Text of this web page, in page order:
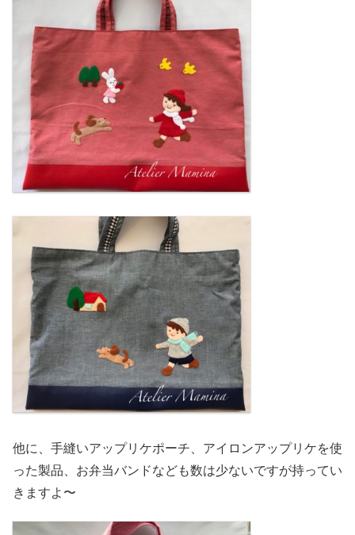
他に、手縫いアップリケポーチ、アイロンアップリケを使
った製品、お弁当バンドなども数は少ないですが持ってい
きますよ〜